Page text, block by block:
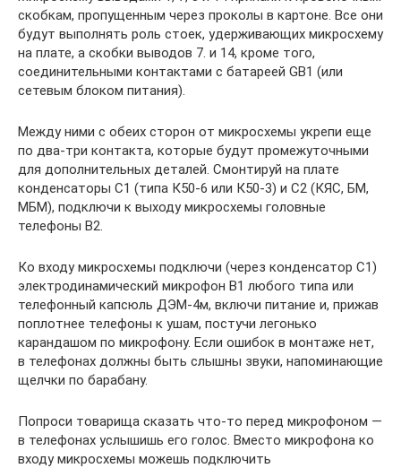
скобкам, пропущенным через проколы в картоне. Все они
будут выполнять роль стоек, удерживающих микросхему
на плате, а скобки выводов 7. и 14, кроме того,
соединительными контактами с батареей GB1 (или
сетевым блоком питания).
Между ними с обеих сторон от микросхемы укрепи еще
по два-три контакта, которые будут промежуточными
для дополнительных деталей. Смонтируй на плате
конденсаторы С1 (типа К50-6 или К50-3) и С2 (КЯС, БМ,
МБМ), подключи к выходу микросхемы головные
телефоны В2.
Ко входу микросхемы подключи (через конденсатор С1)
электродинамический микрофон В1 любого типа или
телефонный капсюль ДЭМ-4м, включи питание и, прижав
поплотнее телефоны к ушам, постучи легонько
карандашом по микрофону. Если ошибок в монтаже нет,
в телефонах должны быть слышны звуки, напоминающие
щелчки по барабану.
Попроси товарища сказать что-то перед микрофоном —
в телефонах услышишь его голос. Вместо микрофона ко
входу микросхемы можешь подключить